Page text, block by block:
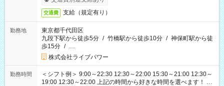
交通費 支給（規定有り）
勤務地
東京都千代田区
九段下駅から徒歩5分 / 竹橋駅から徒歩10分 / 神保町駅から徒
歩15分 / …
株式会社ライブパワー
勤務時間
＜シフト例＞ 9:00～22:30 12:30～22:00 15:30～21:00 12:30～
19:00 12:30～22:00 上記の時間から好きな時間を選べます！ ※